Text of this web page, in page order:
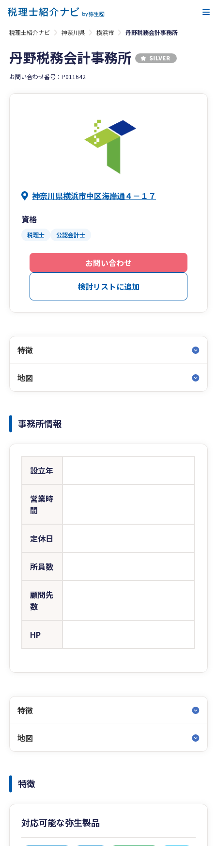
税理士紹介ナビ 神奈川県 横浜市 丹野税務会計事務所
丹野税務会計事務所
お問い合わせ番号：P011642
神奈川県横浜市中区海岸通４－１７
資格
税理士 公認会計士
お問い合わせ
検討リストに追加
特徴
地図
事務所情報
設立年
営業時
間
定休日
所員数
顧問先
数
HP
特徴
地図
特徴
対応可能な弥生製品